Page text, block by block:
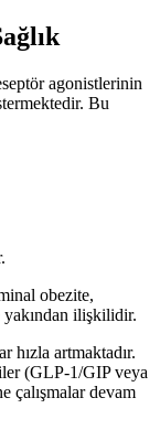
agonistlerinin
Bu
obezite,
ilişkilidir.
hızla artmaktadır.
(GLP-1/GIP veya
çalışmalar devam